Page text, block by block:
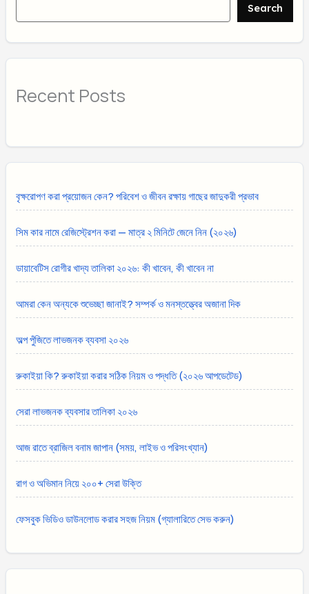
Search
Recent Posts
বৃক্ষরোপণ করা প্রয়োজন কেন? পরিবেশ ও জীবন রক্ষায় গাছের জাদুকরী প্রভাব
সিম কার নামে রেজিস্ট্রেশন করা — মাত্র ২ মিনিটে জেনে নিন (২০২৬)
ডায়াবেটিস রোগীর খাদ্য তালিকা ২০২৬: কী খাবেন, কী খাবেন না
আমরা কেন অন্যকে শুভেচ্ছা জানাই? সম্পর্ক ও মনস্তত্ত্বের অজানা দিক
অল্প পুঁজিতে লাভজনক ব্যবসা ২০২৬
রুকাইয়া কি? রুকাইয়া করার সঠিক নিয়ম ও পদ্ধতি (২০২৬ আপডেটেড)
সেরা লাভজনক ব্যবসার তালিকা ২০২৬
আজ রাতে ব্রাজিল বনাম জাপান (সময়, লাইভ ও পরিসংখ্যান)
রাগ ও অভিমান নিয়ে ২০০+ সেরা উক্তি
ফেসবুক ভিডিও ডাউনলোড করার সহজ নিয়ম (গ্যালারিতে সেভ করুন)